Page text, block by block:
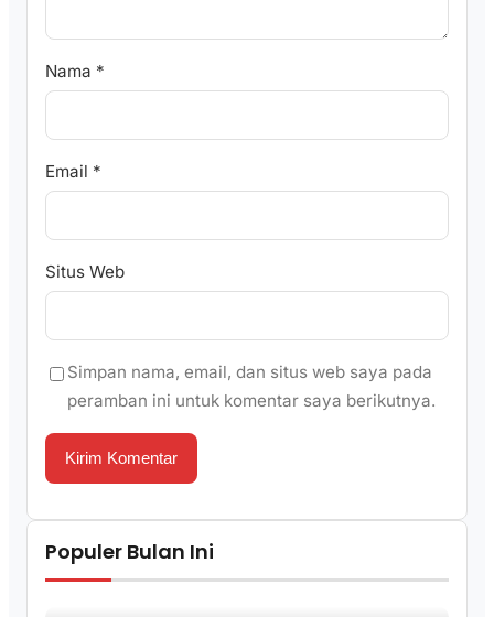
Nama *
Email *
Situs Web
Simpan nama, email, dan situs web saya pada
peramban ini untuk komentar saya berikutnya.
Populer Bulan Ini